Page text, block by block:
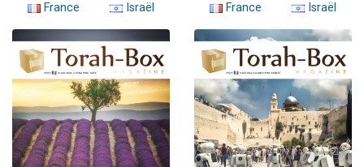
France
Israël
France
Israël